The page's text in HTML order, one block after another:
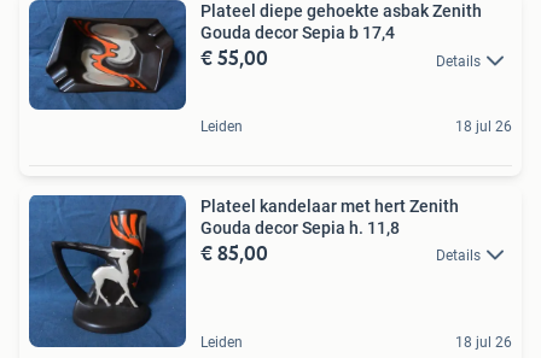
Plateel diepe gehoekte asbak Zenith
Gouda decor Sepia b 17,4
€ 55,00 Details
Leiden 18 jul 26
Plateel kandelaar met hert Zenith
Gouda decor Sepia h. 11,8
€ 85,00 Details
Leiden 18 jul 26